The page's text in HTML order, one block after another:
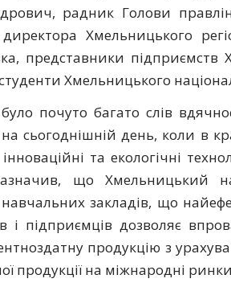
радник Голови
Хмельницького
представники підприємств
Хмельницького
почуто багато слів
сьогоднішній день, коли в
та екологічні
що Хмельницький
закладів, що
і підприємців дозволяє
продукцію з
продукції на міжнародні